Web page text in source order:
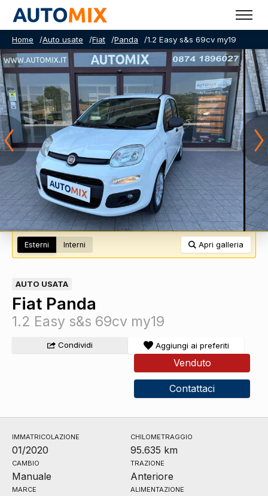
Home /Auto usate /Fiat /Panda /1.2 Easy s&s 69cv my19
Esterni Interni Apri galleria
AUTO USATA
Fiat Panda
1.2 Easy s&s 69cv my19
Condividi Aggiungi ai preferiti
Venduto
Contattaci
IMMATRICOLAZIONE
01/2020
CHILOMETRAGGIO
95.635 km
CAMBIO
Manuale
TRAZIONE
Anteriore
MARCE ALIMENTAZIONE